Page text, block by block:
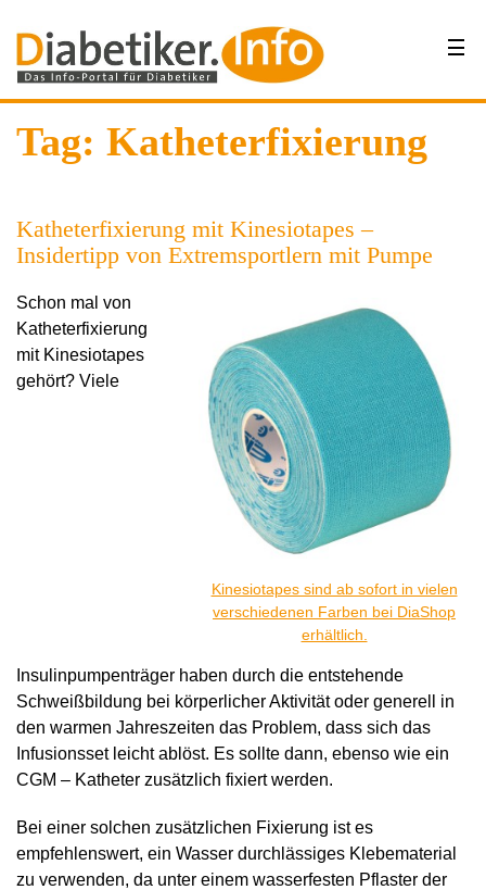
Tag: Katheterfixierung
Katheterfixierung mit Kinesiotapes –
Insidertipp von Extremsportlern mit Pumpe
Kinesiotapes sind ab sofort in vielen
verschiedenen Farben bei DiaShop
erhältlich.
Schon mal von
Katheterfixierung
mit Kinesiotapes
gehört? Viele
Insulinpumpenträger haben durch die entstehende
Schweißbildung bei körperlicher Aktivität oder generell in
den warmen Jahreszeiten das Problem, dass sich das
Infusionsset leicht ablöst. Es sollte dann, ebenso wie ein
CGM – Katheter zusätzlich fixiert werden.
Bei einer solchen zusätzlichen Fixierung ist es
empfehlenswert, ein Wasser durchlässiges Klebematerial
zu verwenden, da unter einem wasserfesten Pflaster der